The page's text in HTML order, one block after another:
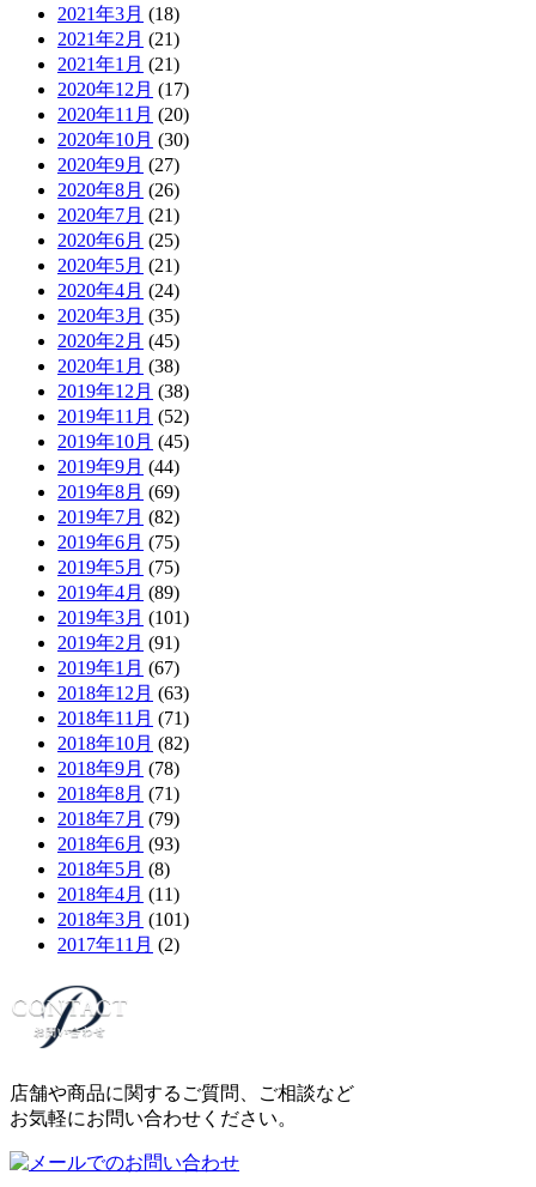
2021年3月 (18)
2021年2月 (21)
2021年1月 (21)
2020年12月 (17)
2020年11月 (20)
2020年10月 (30)
2020年9月 (27)
2020年8月 (26)
2020年7月 (21)
2020年6月 (25)
2020年5月 (21)
2020年4月 (24)
2020年3月 (35)
2020年2月 (45)
2020年1月 (38)
2019年12月 (38)
2019年11月 (52)
2019年10月 (45)
2019年9月 (44)
2019年8月 (69)
2019年7月 (82)
2019年6月 (75)
2019年5月 (75)
2019年4月 (89)
2019年3月 (101)
2019年2月 (91)
2019年1月 (67)
2018年12月 (63)
2018年11月 (71)
2018年10月 (82)
2018年9月 (78)
2018年8月 (71)
2018年7月 (79)
2018年6月 (93)
2018年5月 (8)
2018年4月 (11)
2018年3月 (101)
2017年11月 (2)
店舗や商品に関するご質問、ご相談など
お気軽にお問い合わせください。